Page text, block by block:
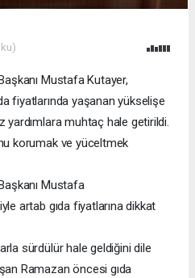
Mustafa Kutayer,
fiyatlarında yaşanan yükselişe
yardımlara muhtaç hale getirildi.
korumak ve yüceltmek
Mustafa
artab gıda fiyatlarına dikkat
sürdülür hale geldiğini dile
Ramazan öncesi gıda